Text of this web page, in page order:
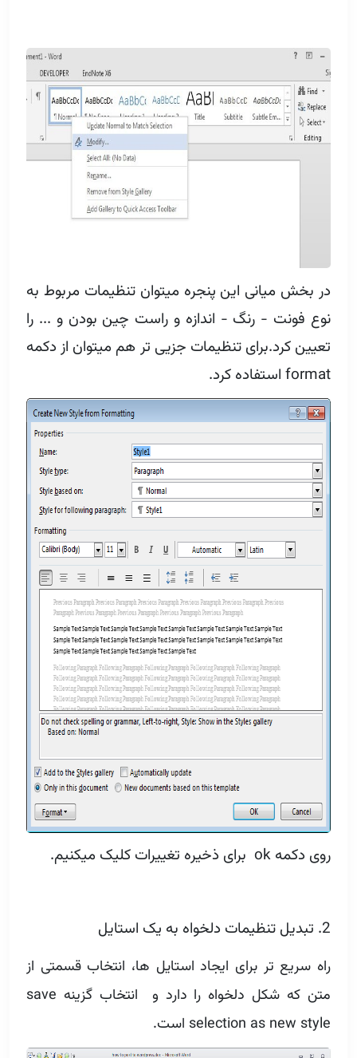
در بخش میانی این پنجره میتوان تنظیمات مربوط به
نوع فونت - رنگ - اندازه و راست چین بودن و ... را
تعیین کرد.برای تنظیمات جزیی تر هم میتوان از دکمه
format استفاده کرد.
روی دکمه ok برای ذخیره تغییرات کلیک میکنیم.
2. تبدیل تنظیمات دلخواه به یک استایل
راه سریع تر برای ایجاد استایل ها، انتخاب قسمتی از
متن که شکل دلخواه را دارد و انتخاب گزینه save
selection as new style است.